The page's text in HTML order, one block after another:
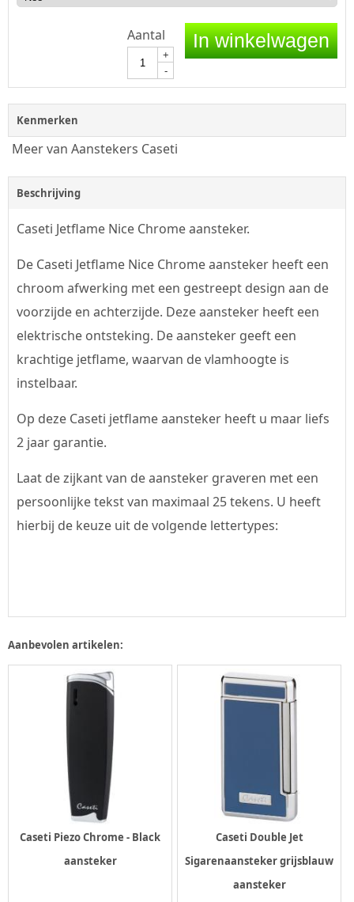
Aantal
+
-
In winkelwagen
Kenmerken
Meer van Aanstekers Caseti
Beschrijving
Caseti Jetflame Nice Chrome aansteker.
De Caseti Jetflame Nice Chrome aansteker heeft een
chroom afwerking met een gestreept design aan de
voorzijde en achterzijde. Deze aansteker heeft een
elektrische ontsteking. De aansteker geeft een
krachtige jetflame, waarvan de vlamhoogte is
instelbaar.
Op deze Caseti jetflame aansteker heeft u maar liefs
2 jaar garantie.
Laat de zijkant van de aansteker graveren met een
persoonlijke tekst van maximaal 25 tekens. U heeft
hierbij de keuze uit de volgende lettertypes:
Aanbevolen artikelen:
Caseti Piezo Chrome - Black
aansteker
Caseti Double Jet
Sigarenaansteker grijsblauw
aansteker